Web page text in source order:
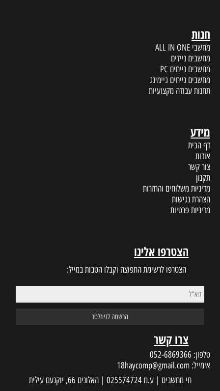
חנות
מחשבי ALL IN ONE
מחשבים ניידים
מחשבים נייחים PC
מחשבים נייחים גיימינג
תחנות עבודה מקצועיות
מידע
דף הבית
אודות
צור קשר
תקנון
מדיניות משלוחים והחזרות
הצהרת נגישות
מדיניות פרטיות
הצטרפו אלינו
הצטרפו לרשימת התפוצה וקבלו הטבות במייל:
צרו קשר
טלפון: 052-6869366
אימייל: 18haycomp@gmail.com
חי מחשבים | ע.מ 025574724 | האלונים 66, יוקנעם עילית